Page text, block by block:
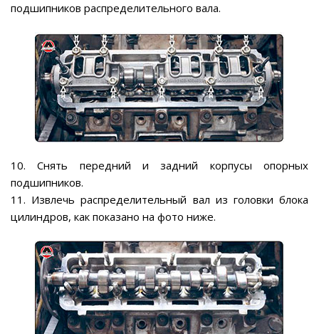
подшипников распределительного вала.
10. Снять передний и задний корпусы опорных
подшипников.
11. Извлечь распределительный вал из головки блока
цилиндров, как показано на фото ниже.